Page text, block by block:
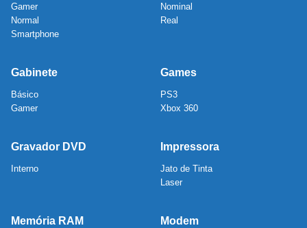
Gamer
Normal
Smartphone
Nominal
Real
Gabinete
Básico
Gamer
Games
PS3
Xbox 360
Gravador DVD
Interno
Impressora
Jato de Tinta
Laser
Memória RAM Modem